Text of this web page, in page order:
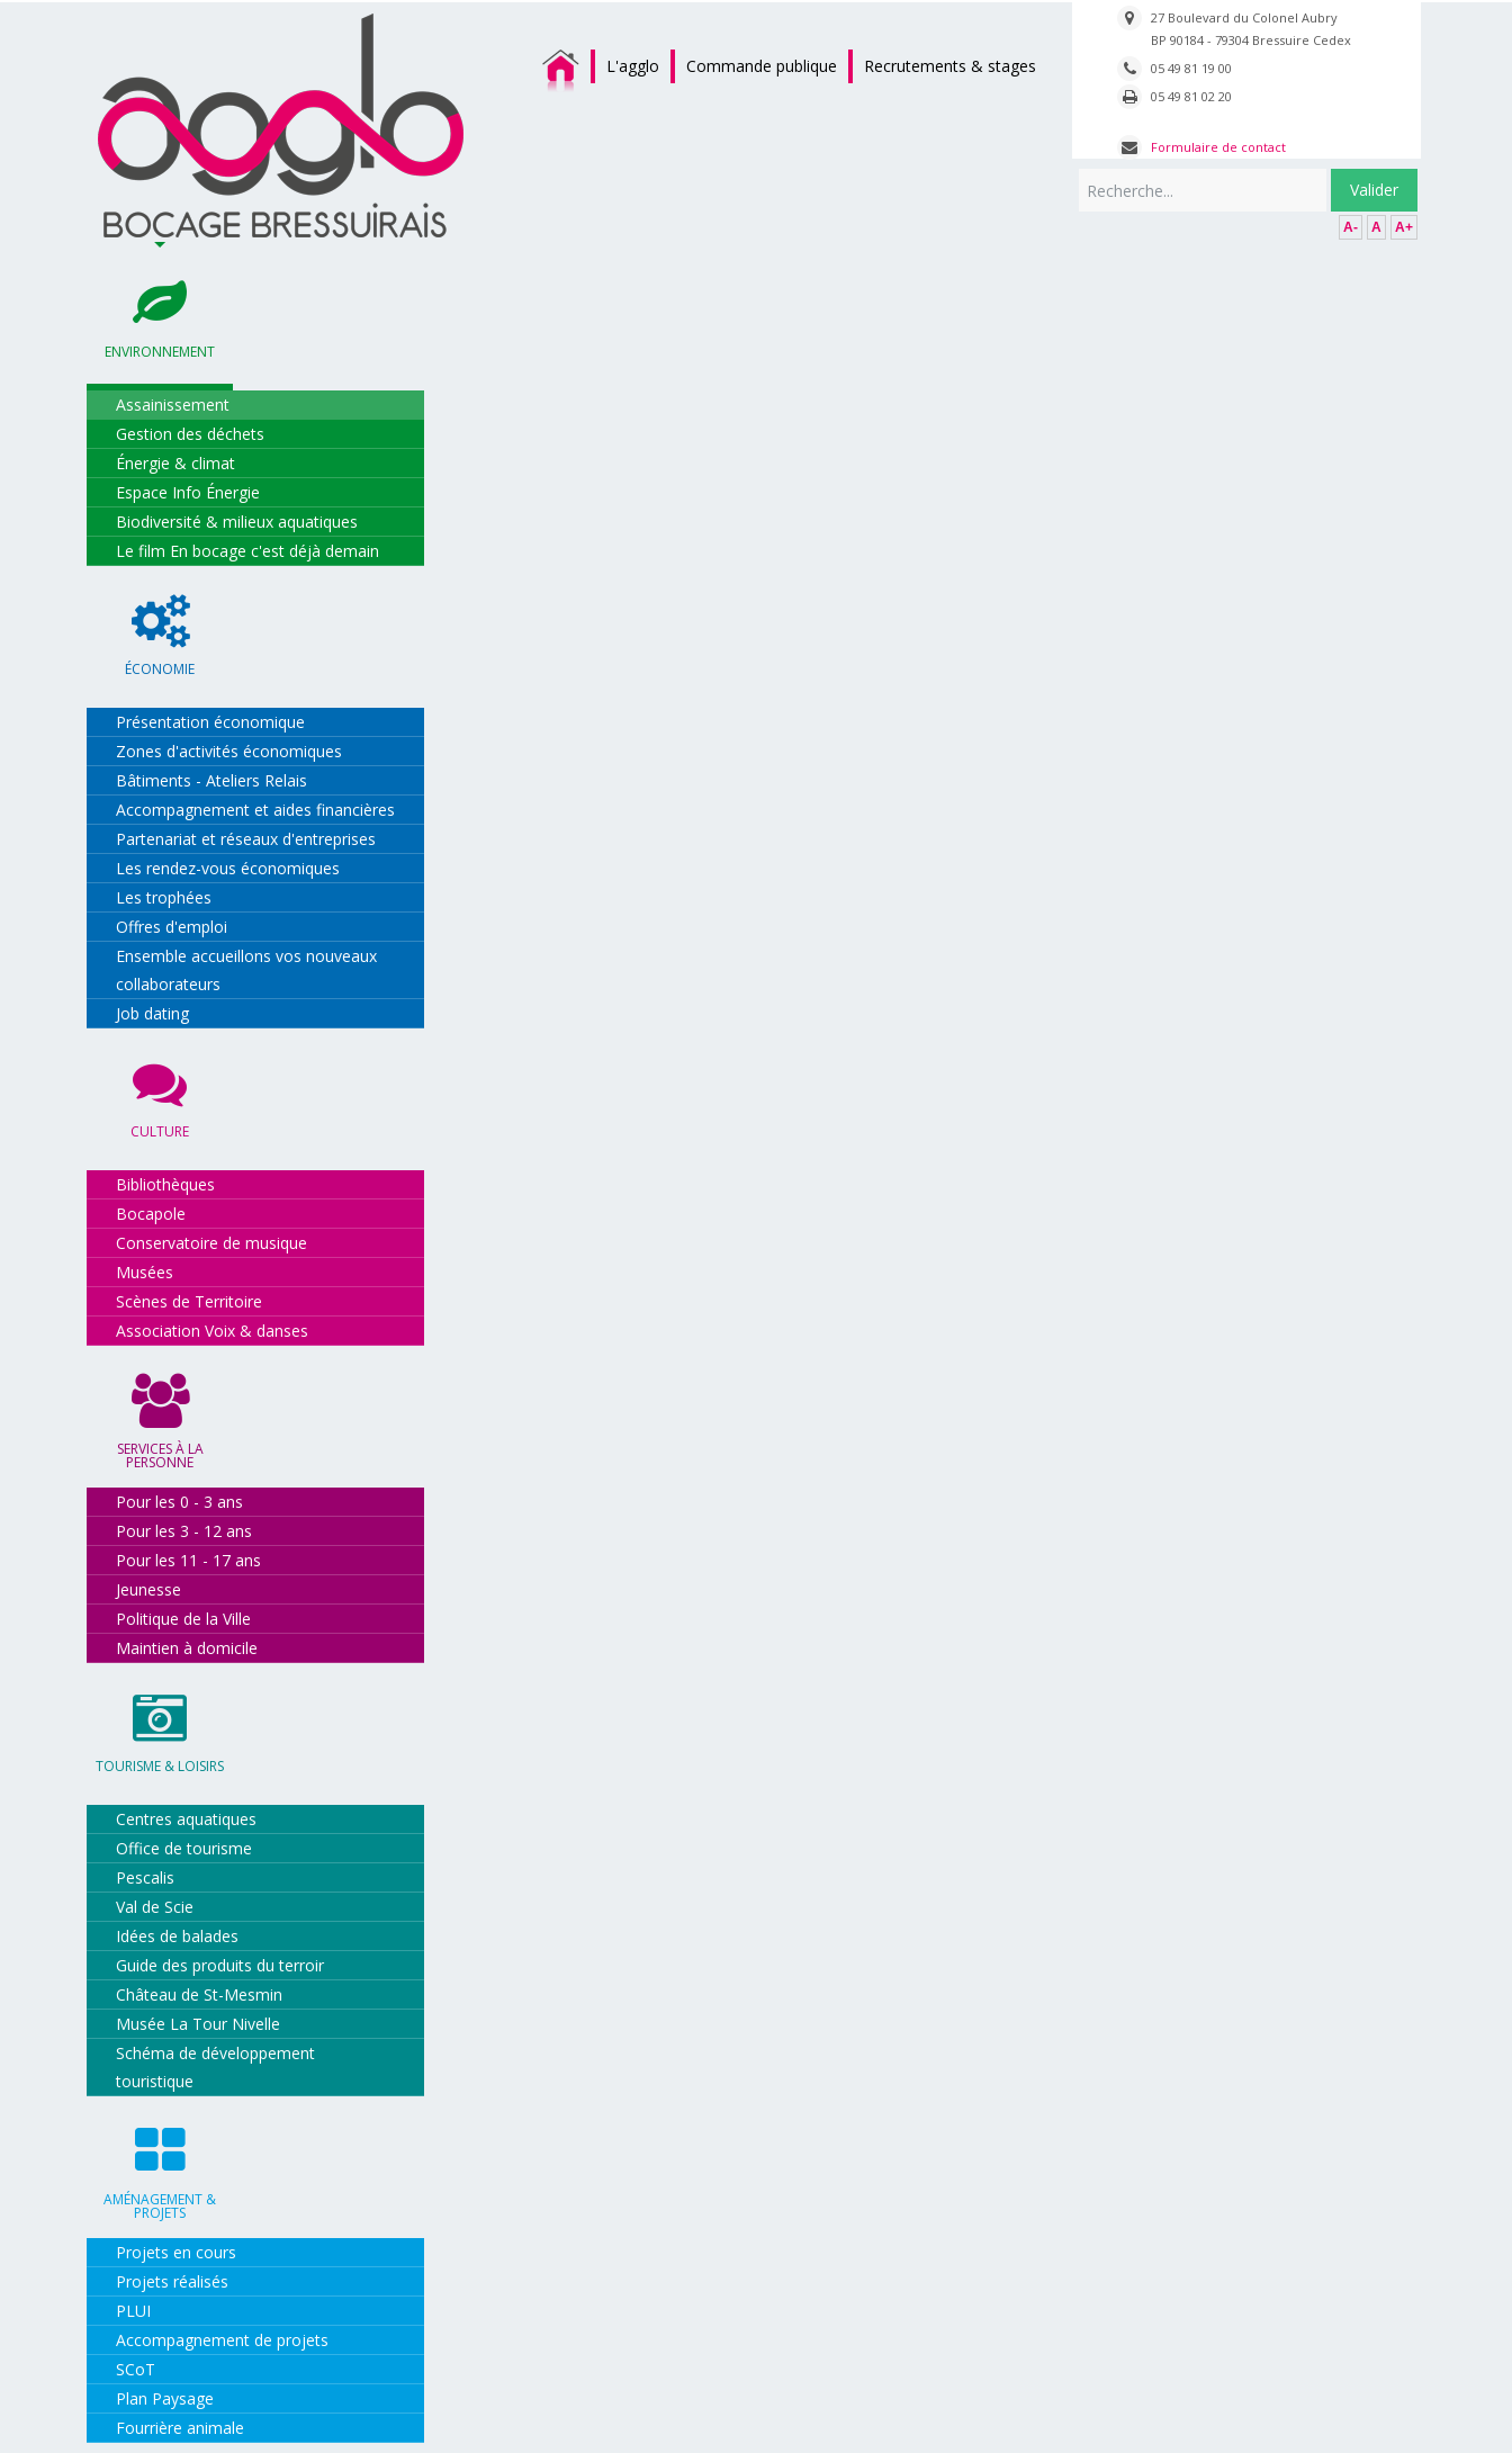
Valider
A- A A+
27 Boulevard du Colonel Aubry
BP 90184 - 79304 Bressuire Cedex
05 49 81 19 00
05 49 81 02 20
Formulaire de contact
L'agglo Commande publique Recrutements & stages
ENVIRONNEMENT
Assainissement
Gestion des déchets
Énergie & climat
Espace Info Énergie
Biodiversité & milieux aquatiques
Le film En bocage c'est déjà demain
ÉCONOMIE
Présentation économique
Zones d'activités économiques
Bâtiments - Ateliers Relais
Accompagnement et aides financières
Partenariat et réseaux d'entreprises
Les rendez-vous économiques
Les trophées
Offres d'emploi
Ensemble accueillons vos nouveaux
collaborateurs
Job dating
CULTURE
Bibliothèques
Bocapole
Conservatoire de musique
Musées
Scènes de Territoire
Association Voix & danses
SERVICES À LA
PERSONNE
Pour les 0 - 3 ans
Pour les 3 - 12 ans
Pour les 11 - 17 ans
Jeunesse
Politique de la Ville
Maintien à domicile
TOURISME & LOISIRS
Centres aquatiques
Office de tourisme
Pescalis
Val de Scie
Idées de balades
Guide des produits du terroir
Château de St-Mesmin
Musée La Tour Nivelle
Schéma de développement
touristique
AMÉNAGEMENT &
PROJETS
Projets en cours
Projets réalisés
PLUI
Accompagnement de projets
SCoT
Plan Paysage
Fourrière animale